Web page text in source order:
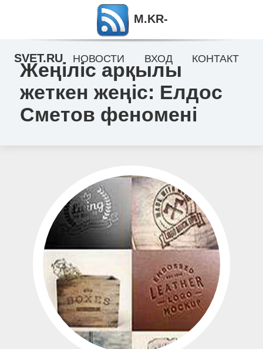
Жеңіліс арқылы
жеткен жеңіс: Елдос
Сметов феномені
M.KR-
SVET.RU НОВОСТИ ВХОД КОНТАКТ